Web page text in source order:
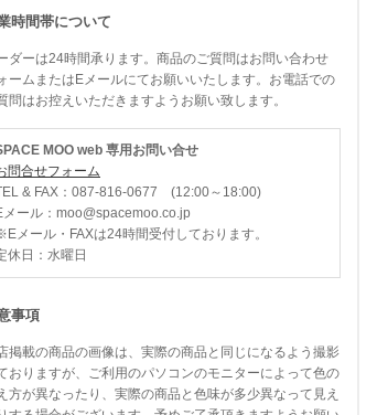
時間帯について
ダーは24時間承ります。商品のご質問はお問い合わせ
ームまたはEメールにてお願いいたします。お電話での
問はお控えいただきますようお願い致します。
MOO web 専用お問い合せ
問合せフォーム
& FAX：087-816-0677 (12:00～18:00)
メール：moo@spacemoo.co.jp
メール・FAXは24時間受付しております。
休日：水曜日
事項
掲載の商品の画像は、実際の商品と同じになるよう撮影
おりますが、ご利用のパソコンのモニターによって色の
方が異なったり、実際の商品と色味が多少異なって見え